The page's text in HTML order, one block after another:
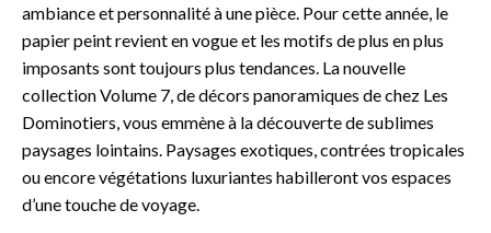
ambiance et personnalité à une pièce. Pour cette année, le
papier peint revient en vogue et les motifs de plus en plus
imposants sont toujours plus tendances. La nouvelle
collection Volume 7, de décors panoramiques de chez Les
Dominotiers, vous emmène à la découverte de sublimes
paysages lointains. Paysages exotiques, contrées tropicales
ou encore végétations luxuriantes habilleront vos espaces
d’une touche de voyage.